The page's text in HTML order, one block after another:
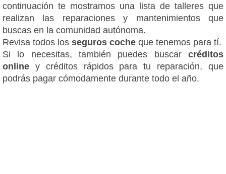
continuación te mostramos una lista de talleres que
realizan las reparaciones y mantenimientos que
buscas en la comunidad autónoma.
Revisa todos los seguros coche que tenemos para tí.
Si lo necesitas, también puedes buscar créditos
online y créditos rápidos para tu reparación, que
podrás pagar cómodamente durante todo el año.